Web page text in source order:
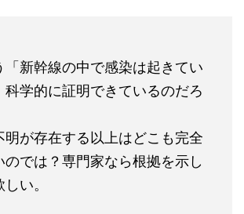
「新幹線の中で感染は起きてい
科学的に証明できているのだろ
明が存在する以上はどこも完全
のでは？専門家なら根拠を示し
い。